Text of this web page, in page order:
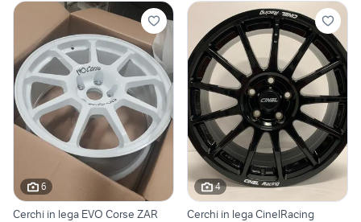
6
Cerchi in lega EVO Corse ZAR
4
Cerchi in lega CinelRacing